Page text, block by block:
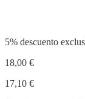
5% descuento
18,00 €
17,10 €